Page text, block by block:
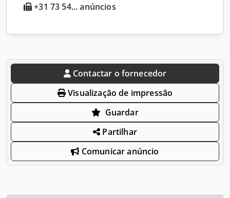
+31 73 54... anúncios
Contactar o fornecedor
Visualização de impressão
Guardar
Partilhar
Comunicar anúncio